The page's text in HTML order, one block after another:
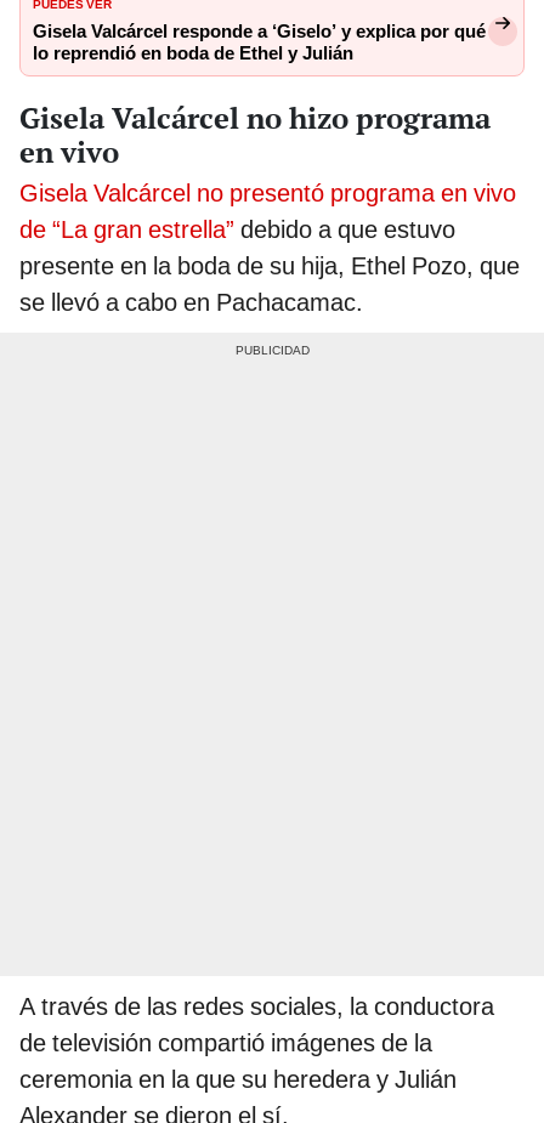
Gisela Valcárcel responde a ‘Giselo’ y explica por qué
lo reprendió en boda de Ethel y Julián
Gisela Valcárcel no hizo programa
en vivo
Gisela Valcárcel no presentó programa en vivo
de “La gran estrella” debido a que estuvo
presente en la boda de su hija, Ethel Pozo, que
se llevó a cabo en Pachacamac.
A través de las redes sociales, la conductora
de televisión compartió imágenes de la
ceremonia en la que su heredera y Julián
Alexander se dieron el sí.